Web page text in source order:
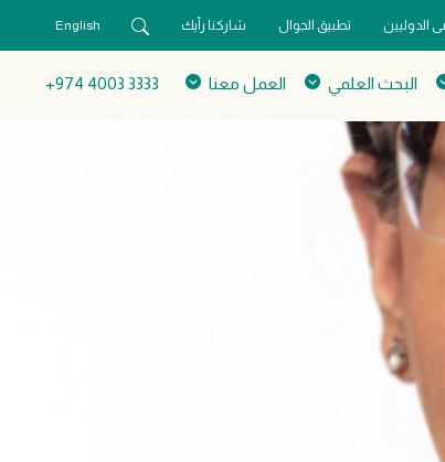
الدوليين تطبيق الجوال شاركنا رأيك English
البحث العلمي العمل معنا 3333 4003 974+